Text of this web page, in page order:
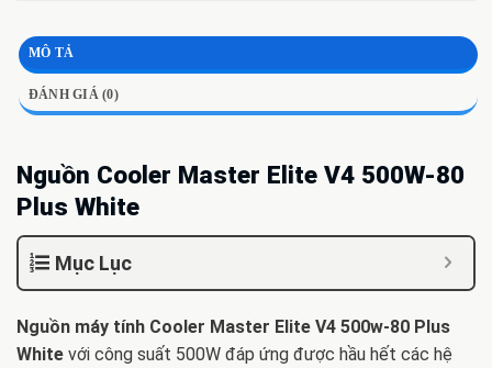
MÔ TẢ
ĐÁNH GIÁ (0)
Nguồn Cooler Master Elite V4 500W-80
Plus White
Mục Lục
Nguồn máy tính Cooler Master Elite V4 500w-80 Plus
White với công suất 500W đáp ứng được hầu hết các hệ